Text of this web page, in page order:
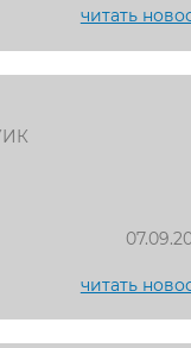
читать
читать